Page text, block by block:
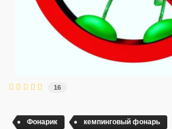
16
Фонарик
кемпинговый фонарь